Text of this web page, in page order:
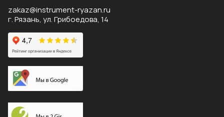
zakaz@instrument-ryazan.ru
г. Рязань, ул. Грибоедова, 14